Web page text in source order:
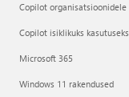
Copilot organisatsioonidele
Copilot isiklikuks kasutuseks
Microsoft 365
Windows 11 rakendused